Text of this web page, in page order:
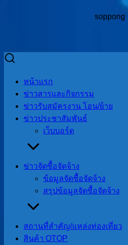
soppong
Skip
contentหน้าแรก
ข่าวสารและกิจกรรม
ข่าวรับสมัครงาน โอน/ย้าย
ข่าวประชาสัมพันธ์
เว็บบอร์ด
ข่าวจัดซื้อจัดจ้าง
ข้อมูลจัดซื้อจัดจ้าง
สรุปข้อมูลจัดซื้อจัดจ้าง
สถานที่สําคัญ/แหล่งท่องเที่ยว
สินค้า OTOP
วันที่ 15 กุมภาพันธ์
ข่าวสารและกิจกรรม